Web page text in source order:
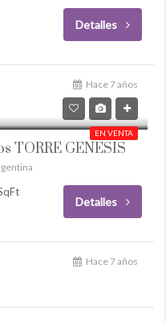
Detalles
Hace 7 años
EN VENTA
TORRE GENESIS
Detalles
Hace 7 años